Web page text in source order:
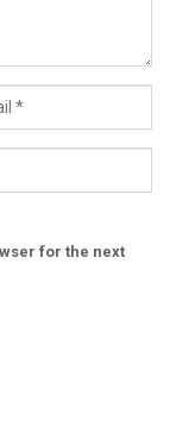
for the next